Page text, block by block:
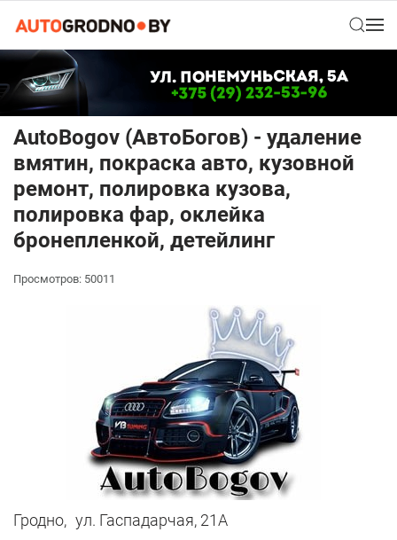
AutoBogov (АвтоБогов) - удаление
вмятин, покраска авто, кузовной
ремонт, полировка кузова,
полировка фар, оклейка
бронепленкой, детейлинг
Просмотров: 50011
Гродно, ул. Гаспадарчая, 21А